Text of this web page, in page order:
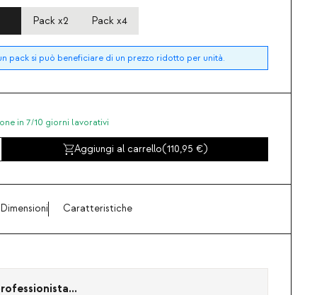
Pack x2 Pack x4
pack si può beneficiare di un prezzo ridotto per unità.
in 7/10 giorni lavorativi
Aggiungi al carrello(110,95 )
Dimensioni Caratteristiche